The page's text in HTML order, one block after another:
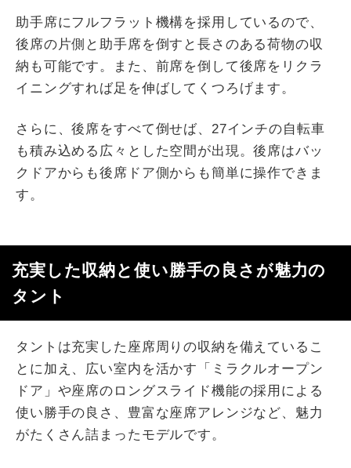
助手席にフルフラット機構を採用しているので、
後席の片側と助手席を倒すと長さのある荷物の収
納も可能です。また、前席を倒して後席をリクラ
イニングすれば足を伸ばしてくつろげます。
さらに、後席をすべて倒せば、27インチの自転車
も積み込める広々とした空間が出現。後席はバッ
クドアからも後席ドア側からも簡単に操作できま
す。
充実した収納と使い勝手の良さが魅力の
タント
タントは充実した座席周りの収納を備えているこ
とに加え、広い室内を活かす「ミラクルオープン
ドア」や座席のロングスライド機能の採用による
使い勝手の良さ、豊富な座席アレンジなど、魅力
がたくさん詰まったモデルです。